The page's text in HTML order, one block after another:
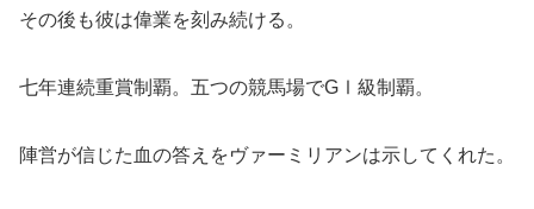
その後も彼は偉業を刻み続ける。
七年連続重賞制覇。五つの競馬場でGⅠ級制覇。
陣営が信じた血の答えをヴァーミリアンは示してくれた。